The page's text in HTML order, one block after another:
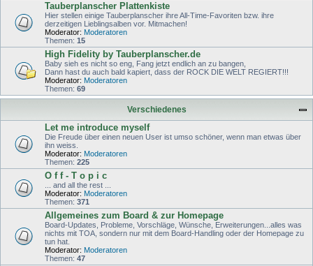
Tauberplanscher Plattenkiste
Hier stellen einige Tauberplanscher ihre All-Time-Favoriten bzw. ihre
derzeitigen Lieblingsalben vor. Mitmachen!
Moderator: Moderatoren
Themen: 15
High Fidelity by Tauberplanscher.de
Baby sieh es nicht so eng, Fang jetzt endlich an zu bangen,
Dann hast du auch bald kapiert, dass der ROCK DIE WELT REGIERT!!!
Moderator: Moderatoren
Themen: 69
Verschiedenes
Let me introduce myself
Die Freude über einen neuen User ist umso schöner, wenn man etwas über
ihn weiss.
Moderator: Moderatoren
Themen: 225
O f f - T o p i c
... and all the rest ...
Moderator: Moderatoren
Themen: 371
Allgemeines zum Board & zur Homepage
Board-Updates, Probleme, Vorschläge, Wünsche, Erweiterungen...alles was
nichts mit TOA, sondern nur mit dem Board-Handling oder der Homepage zu
tun hat.
Moderator: Moderatoren
Themen: 47